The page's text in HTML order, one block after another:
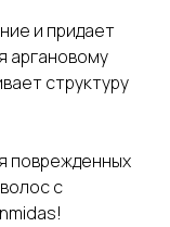
и придает
аргановому
структуру
поврежденных
с